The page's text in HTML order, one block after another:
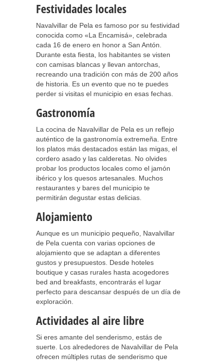
Festividades locales
Navalvillar de Pela es famoso por su festividad
conocida como «La Encamisá», celebrada
cada 16 de enero en honor a San Antón.
Durante esta fiesta, los habitantes se visten
con camisas blancas y llevan antorchas,
recreando una tradición con más de 200 años
de historia. Es un evento que no te puedes
perder si visitas el municipio en esas fechas.
Gastronomía
La cocina de Navalvillar de Pela es un reflejo
auténtico de la gastronomía extremeña. Entre
los platos más destacados están las migas, el
cordero asado y las calderetas. No olvides
probar los productos locales como el jamón
ibérico y los quesos artesanales. Muchos
restaurantes y bares del municipio te
permitirán degustar estas delicias.
Alojamiento
Aunque es un municipio pequeño, Navalvillar
de Pela cuenta con varias opciones de
alojamiento que se adaptan a diferentes
gustos y presupuestos. Desde hoteles
boutique y casas rurales hasta acogedores
bed and breakfasts, encontrarás el lugar
perfecto para descansar después de un día de
exploración.
Actividades al aire libre
Si eres amante del senderismo, estás de
suerte. Los alrededores de Navalvillar de Pela
ofrecen múltiples rutas de senderismo que